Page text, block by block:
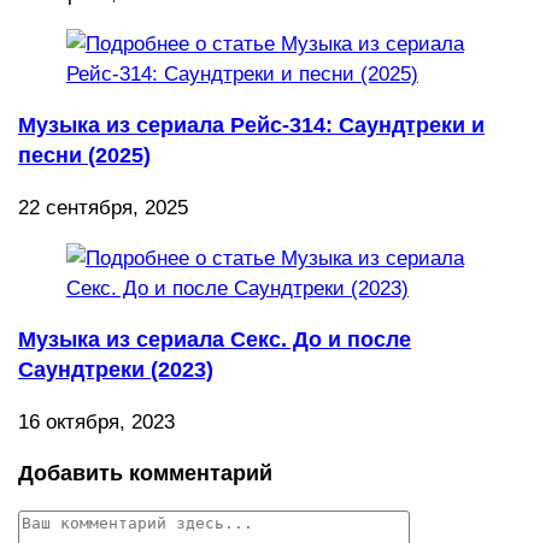
Музыка из сериала Рейс-314: Саундтреки и
песни (2025)
22 сентября, 2025
Музыка из сериала Секс. До и после
Саундтреки (2023)
16 октября, 2023
Добавить комментарий
Комментарий